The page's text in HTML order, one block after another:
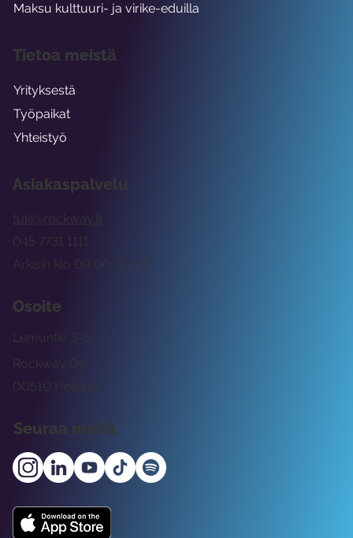
Asiakaspalvelu
tuki@rockway.fi
Arkisin klo 09:00 -15:00
045 7731 1111
Osoite
Rockway Oy
Lemuntie 3-5
00510 Helsinki
Seuraa meitä
Maksu kulttuuri- ja virike-eduilla
Tietoa meistä
Yrityksestä
Työpaikat
Yhteistyö